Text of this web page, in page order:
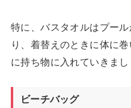
特に、バスタオルはプー
り、着替えのときに体に
に持ち物に入れていきまし
ビーチバッグ